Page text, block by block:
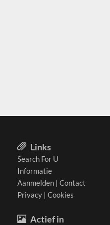
Links
Search For U
Informatie
Aanmelden | Contact
Privacy | Cookies
Actief in